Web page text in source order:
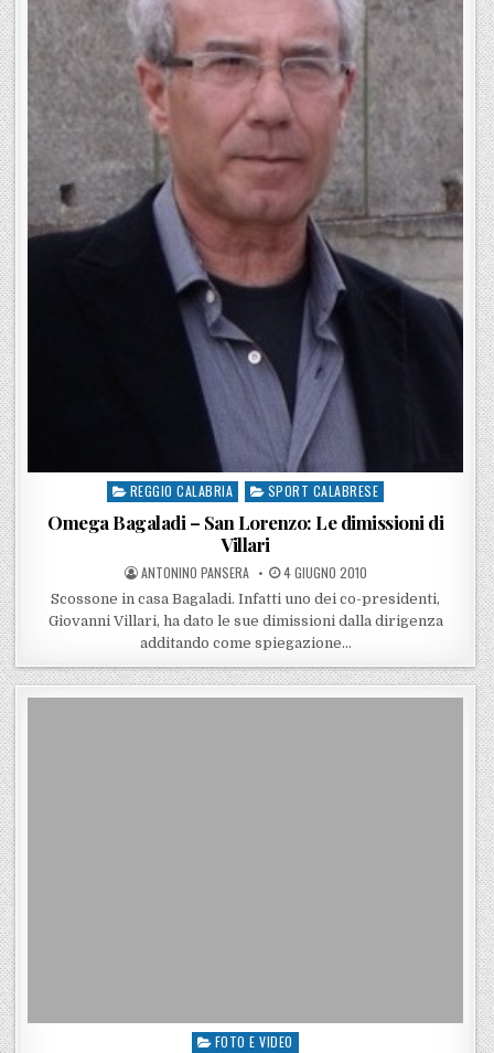
Posted in
REGGIO CALABRIA SPORT CALABRESE
Omega Bagaladi – San Lorenzo: Le dimissioni di
Villari
POSTED BY
ANTONINO PANSERA POSTED ON
4 GIUGNO 2010
Scossone in casa Bagaladi. Infatti uno dei co-presidenti,
Giovanni Villari, ha dato le sue dimissioni dalla dirigenza
additando come spiegazione…
Posted in
FOTO E VIDEO